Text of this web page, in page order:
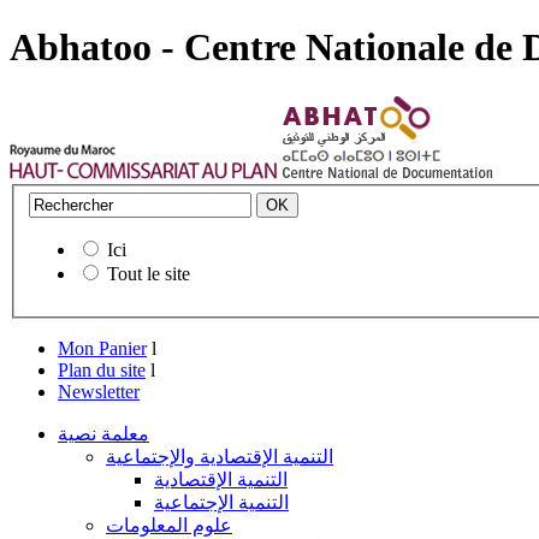
Abhatoo - Centre Nationale de
Ici
Tout le site
Mon Panier l
Plan du site l
Newsletter
معلمة نصية
التنمية الإقتصادية والإجتماعية
التنمية الإقتصادية
التنمية الإجتماعية
علوم المعلومات